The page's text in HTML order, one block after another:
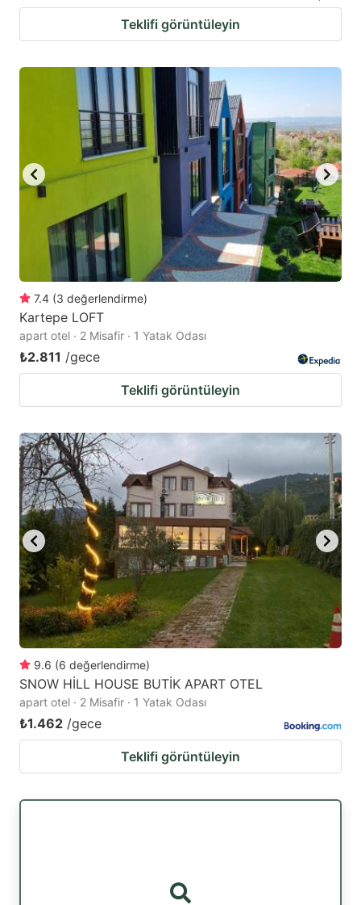
Teklifi görüntüleyin
7.4 (3 değerlendirme)
Kartepe LOFT
apart otel · 2 Misafir · 1 Yatak Odası
₺2.811 /gece
Teklifi görüntüleyin
9.6 (6 değerlendirme)
SNOW HİLL HOUSE BUTİK APART OTEL
apart otel · 2 Misafir · 1 Yatak Odası
₺1.462 /gece
Teklifi görüntüleyin